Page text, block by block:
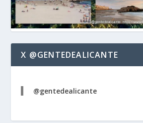
X @GENTEDEALICANTE
@gentedealicante